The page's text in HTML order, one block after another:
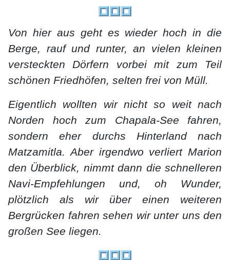
Von hier aus geht es wieder hoch in die
Berge, rauf und runter, an vielen kleinen
versteckten Dörfern vorbei mit zum Teil
schönen Friedhöfen, selten frei von Müll.
Eigentlich wollten wir nicht so weit nach
Norden hoch zum Chapala-See fahren,
sondern eher durchs Hinterland nach
Matzamitla. Aber irgendwo verliert Marion
den Überblick, nimmt dann die schnelleren
Navi-Empfehlungen und, oh Wunder,
plötzlich als wir über einen weiteren
Bergrücken fahren sehen wir unter uns den
großen See liegen.